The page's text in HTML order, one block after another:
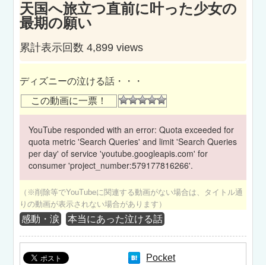
天国へ旅立つ直前に叶った少女の
最期の願い
累計表示回数 4,899 views
ディズニーの泣ける話・・・
この動画に一票！
YouTube responded with an error: Quota exceeded for
quota metric 'Search Queries' and limit 'Search Queries
per day' of service 'youtube.googleapis.com' for
consumer 'project_number:579177816266'.
（※削除等でYouTubeに関連する動画がない場合は、タイトル通
りの動画が表示されない場合があります）
感動・涙 本当にあった泣ける話
Pocket